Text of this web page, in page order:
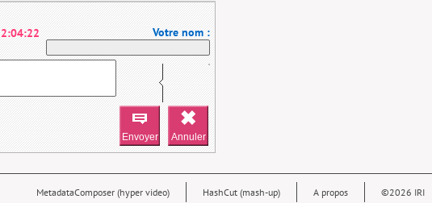
2:04:22 Votre nom :
©2026 IRI
A propos
HashCut (mash-up)
MetadataComposer (hyper video)